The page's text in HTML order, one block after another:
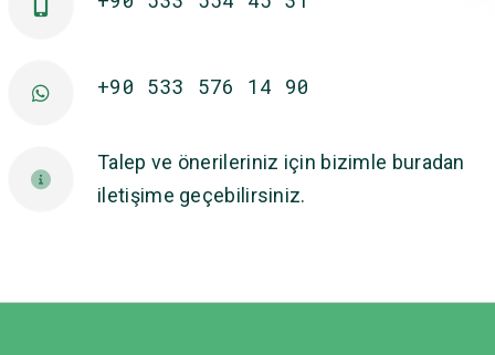
+90 533 576 14 90
Talep ve önerileriniz için bizimle buradan
iletişime geçebilirsiniz.